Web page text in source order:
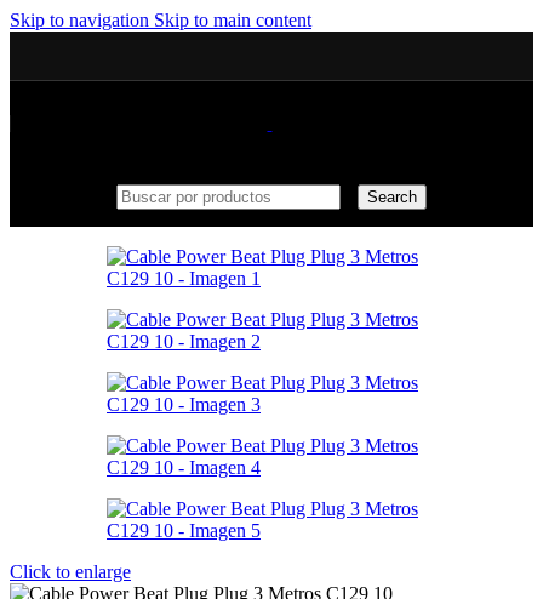
Skip to navigation Skip to main content
Search
Click to enlarge